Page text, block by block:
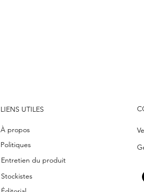
LIENS UTILES
À propos
Politiques
Entretien du produit
Stockistes